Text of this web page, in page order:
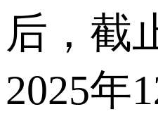
后，截
2025年